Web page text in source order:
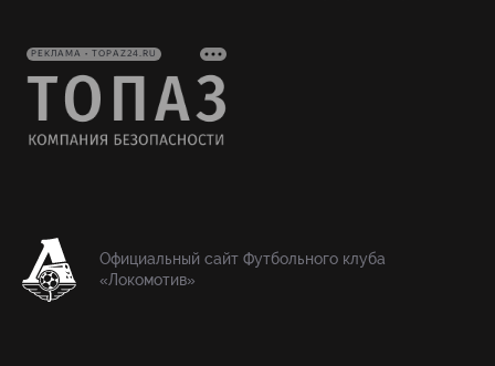
РЕКЛАМА • TOPAZ24.RU
Официальный сайт Футбольного клуба
«Локомотив»